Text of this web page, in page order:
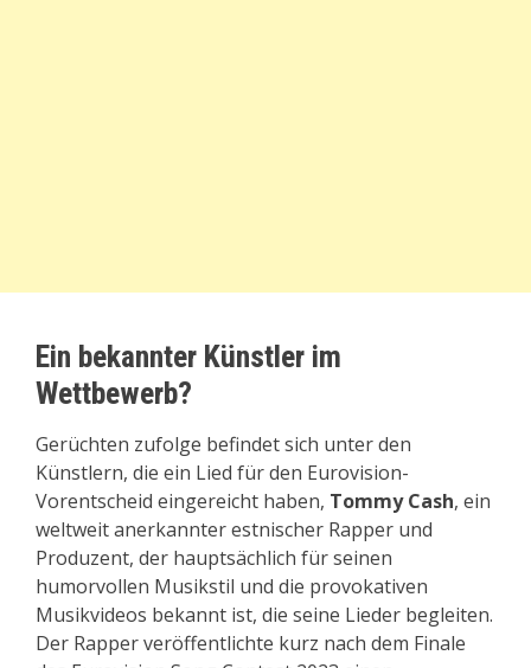
Ein bekannter Künstler im
Wettbewerb?
Gerüchten zufolge befindet sich unter den
Künstlern, die ein Lied für den Eurovision-
Vorentscheid eingereicht haben, Tommy Cash, ein
weltweit anerkannter estnischer Rapper und
Produzent, der hauptsächlich für seinen
humorvollen Musikstil und die provokativen
Musikvideos bekannt ist, die seine Lieder begleiten.
Der Rapper veröffentlichte kurz nach dem Finale